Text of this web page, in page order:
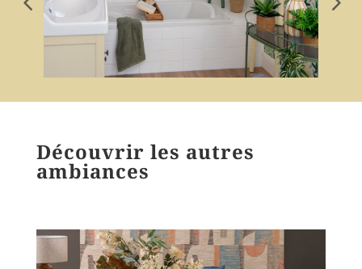
Découvrir les autres
ambiances